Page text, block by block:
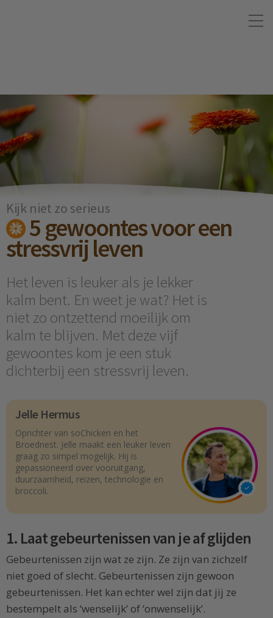
Kijk niet zo serieus
5 gewoontes voor een
stressvrij leven
Het leven is leuker als je lekker
kalm bent. En weet je wat? Het is
niet zo ontzettend moeilijk om
kalm te blijven. Met deze vijf
gewoontes kom je een stuk
dichterbij een stressvrij leven.
Jelle Hermus
Oprichter van soChicken en het
Broednest. Jelle maakt een leuker leven
graag zo simpel mogelijk. Hij is
gepassioneerd over vooruitgang,
duurzaamheid, reizen, technologie en
broccoli.
1. Laat gebeurtenissen van je af glijden
Gebeurtenissen zijn wat ze zijn. Ze zijn van zichzelf
niet goed of slecht. Gebeurtenissen zijn gewoon
gebeurtenissen. Het kan echter wel zijn dat jij ze
bestempelt als ‘wenselijk’ of ‘onwenselijk’.